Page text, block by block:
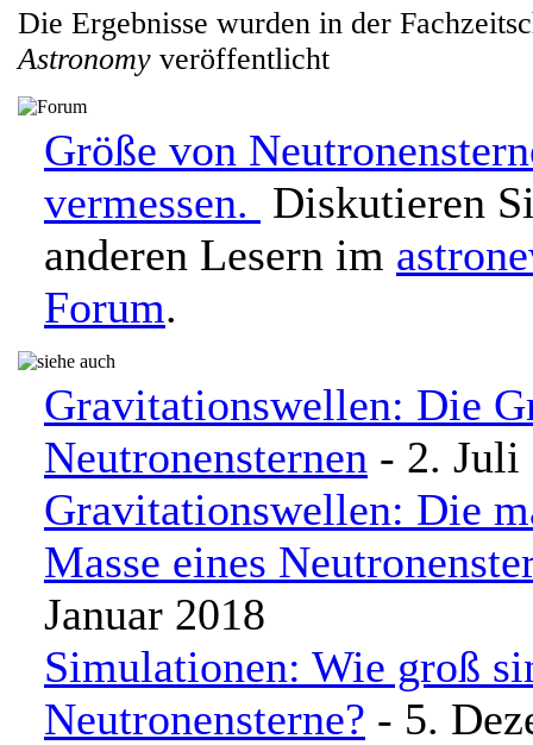
Die Ergebnisse wurden in der
Astronomy veröffentlicht
Größe von
vermessen. Diskutieren
anderen Lesern im
Forum.
Gravitationswellen: Die
Neutronensternen - 2. Juli
Gravitationswellen: Die
Masse eines
Januar 2018
Simulationen: Wie groß
Neutronensterne? - 5.